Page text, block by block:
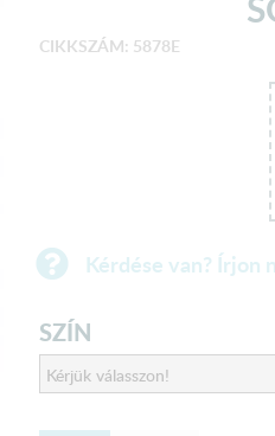
CIKKSZÁM: 5878E
Kérdése van? Írjon
SZÍN